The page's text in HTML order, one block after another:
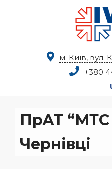
м. Київ, вул.
+380
ПрАТ “МТС
Чернівці